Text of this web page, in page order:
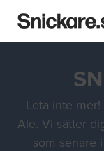
Leta inte
Ale. Vi sätter
som senare